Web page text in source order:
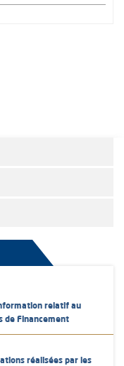
relatif au
de Financement
réalisées par les